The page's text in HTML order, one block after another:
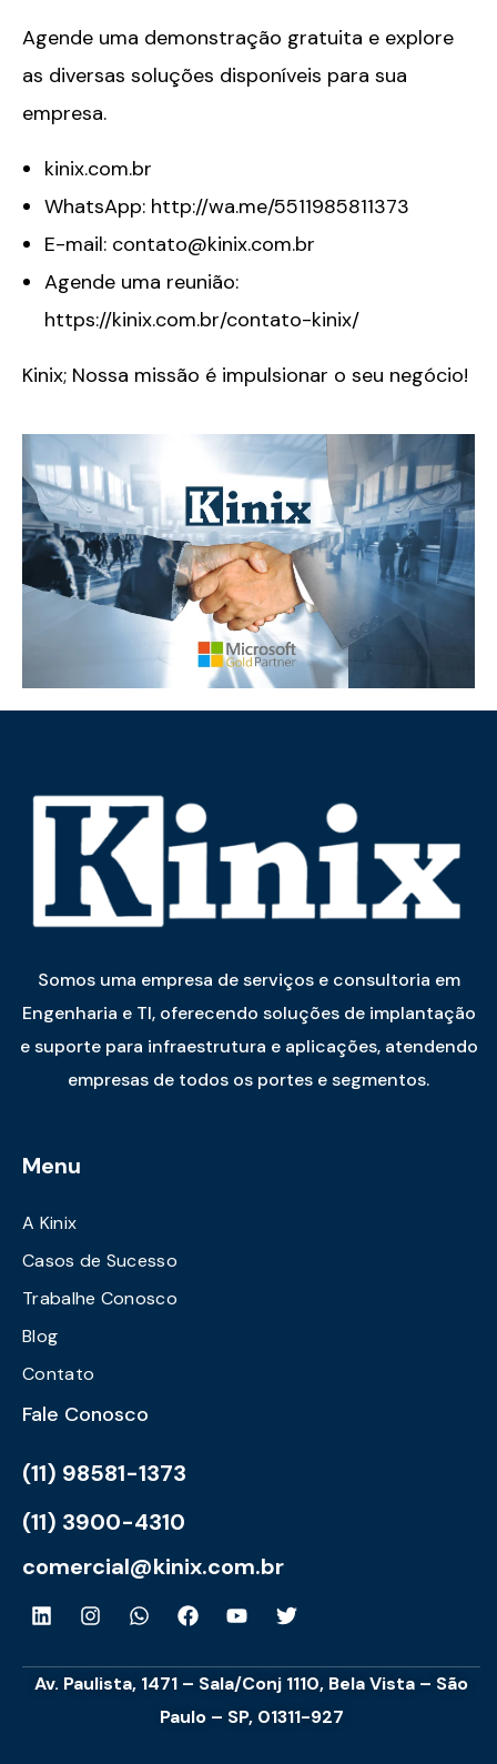
Agende uma demonstração gratuita e explore
as diversas soluções disponíveis para sua
empresa.
kinix.com.br
WhatsApp: http://wa.me/5511985811373
E-mail: contato@kinix.com.br
Agende uma reunião:
https://kinix.com.br/contato-kinix/
Kinix; Nossa missão é impulsionar o seu negócio!
Somos uma empresa de serviços e consultoria em
Engenharia e TI, oferecendo soluções de implantação
e suporte para infraestrutura e aplicações, atendendo
empresas de todos os portes e segmentos.
Menu
A Kinix
Casos de Sucesso
Trabalhe Conosco
Blog
Contato
Fale Conosco
(11) 98581-1373
(11) 3900-4310
comercial@kinix.com.br
Av. Paulista, 1471 – Sala/Conj 1110, Bela Vista – São
Paulo – SP, 01311-927